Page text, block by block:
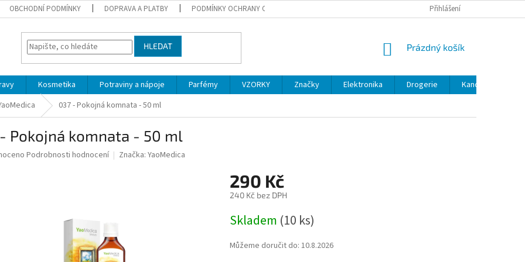
OBCHODNÍ PODMÍNKY DOPRAVA A PLATBY PODMÍNKY OCHRANY OSOBNÍCH ÚDAJŮ REKLAMACE A VRÁCENÍ ZBOŽÍ
Přihlášení
HLEDAT
NÁKUPNÍ
Prázdný košík
Kosmetika Potraviny a nápoje Parfémy VZORKY Značky Elektronika Drogerie
Kancelářské
037 - Pokojná komnata - 50 ml
Pokojná komnata - 50 ml
Podrobnosti hodnocení Značka: YaoMedica
290 Kč
240 Kč bez DPH
cena:
Skladem (10 ks)
Můžeme doručit do: 10.8.2026